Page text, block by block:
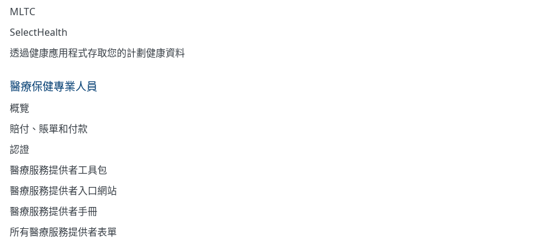
MLTC
SelectHealth
透過健康應用程式存取您的計劃健康資料
醫療保健專業人員
概覽
賠付、賬單和付款
認證
醫療服務提供者工具包
醫療服務提供者入口網站
醫療服務提供者手冊
所有醫療服務提供者表單